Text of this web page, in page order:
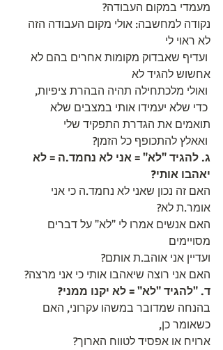
מעמדי במקום העבודה?
נקודה למחשבה: אולי מקום העבודה הזה
לא ראוי לי
ועדיף שאבדוק מקומות אחרים בהם לא
אחשוש להגיד לא
כדי שלא יעמידו אותי במצבים שלא
תואמים את הגדרת התפקיד שלי
ג. להגיד "לא" = אני לא נחמד.ה = לא
יאהבו אותי?
האם זה נכון שאני לא נחמד.ה כי אני
אומר.ת לא?
האם אנשים אמרו לי "לא" על דברים
מסויימים
ועדיין אני אוהב.ת אותם?
האם אני רוצה שיאהבו אותי כי אני מרצה?
ד. "להגיד "לא" = לא יקנו ממני?
בהנחה שמדובר במשהו עקרוני, האם
כשאומר כן,
ארויח או אפסיד לטווח הארוך?